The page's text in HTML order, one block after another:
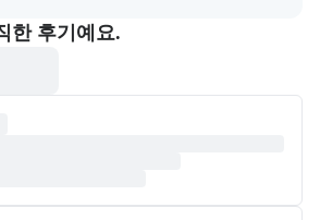
한 후기예요.